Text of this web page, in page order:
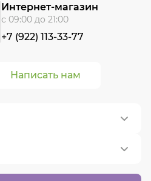
Написать нам
Интернет-магазин
с 09:00 до 21:00
+7 (922) 113-33-77